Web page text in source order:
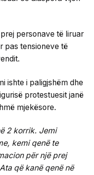
personave të liruar
pas tensioneve të
ishte i paligjshëm dhe
protestuesit janë
mjekësore.
2 korrik. Jemi
kemi qenë te
për një prej
që kanë qenë në